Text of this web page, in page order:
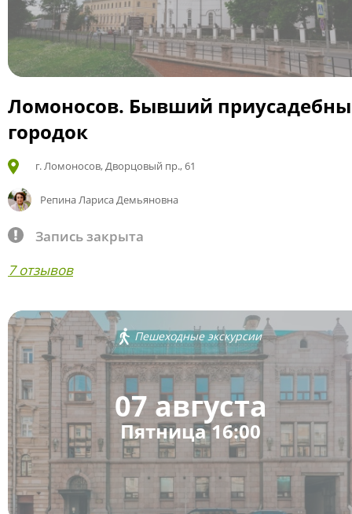
Ломоносов. Бывший
городок
г. Ломоносов, Дворцовый пр., 61
Репина Лариса Демьяновна
Запись закрыта
7 отзывов
Пешеходные экскурсии
07 августа
Пятница 16:00